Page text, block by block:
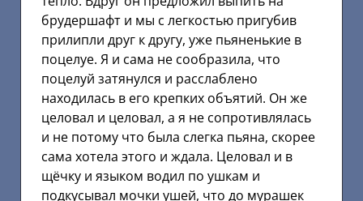
брудершафт и мы с легкостью пригубив
прилипли друг к другу, уже пьяненькие в
поцелуе. Я и сама не сообразила, что
поцелуй затянулся и расслаблено
находилась в его крепких объятий. Он же
целовал и целовал, а я не сопротивлялась
и не потому что была слегка пьяна, скорее
сама хотела этого и ждала. Целовал и в
щёчку и языком водил по ушкам и
подкусывал мочки ушей, что до мурашек